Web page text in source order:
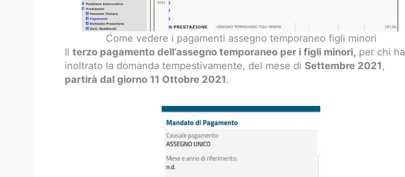
Come vedere i pagamenti assegno temporaneo figli minori
Il terzo pagamento dell’assegno temporaneo per i figli minori, per chi ha
inoltrato la domanda tempestivamente, del mese di Settembre 2021,
partirà dal giorno 11 Ottobre 2021.